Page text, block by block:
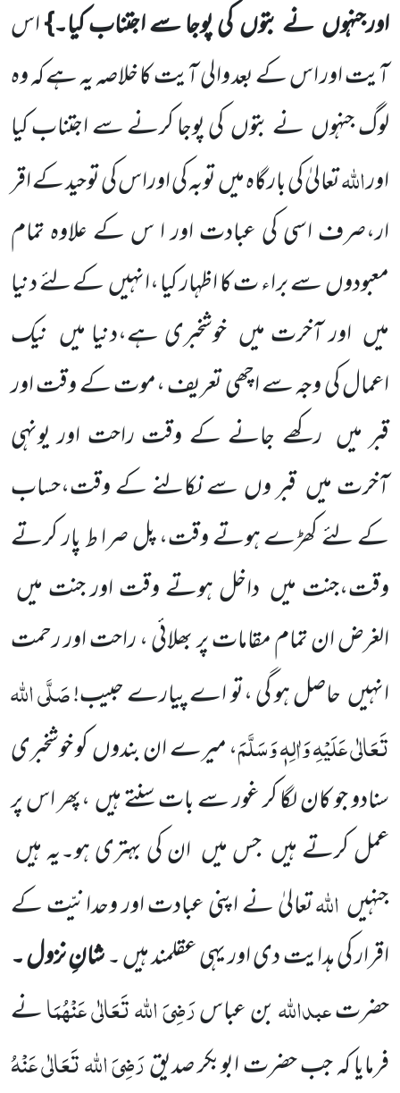
اورجنہوںنے بتوںکی پوجا سے اجتناب کیا۔}اس
آیت اور اس کےبعد والی آیت کا خلاصہ یہ ہے کہوہ
لوگ جنہوںنے بتوںکی پوجا کرنے سے اجتناب کیا
اوراللہتعالیٰ کی بارگاہ میںتوبہ کی اوراس کی توحید کے اقر
ار،صرف اسی کی عبادت اور ا س کے علاوہ تمام
معبودوںسے براء ت کا اظہار کیا ،انہیںکے لئے دنیا
میں اور آخرت میں خوشخبری ہے،دنیا میں نیک
اعمال کی وجہ سے اچھی تعریف ،موت کے وقت اور
قبر میں رکھے جانے کے وقت راحت اور یونہی
آخرت میں قبر وں سے نکالنے کے وقت،حساب
کے لئے کھڑے ہوتے وقت، پل صرا ط پار کرتے
وقت،جنت میں داخل ہوتے وقت اور جنت میں
الغرض ان تمام مقامات پر بھلائی ، راحت اور رحمت
انہیںحاصل ہو گی ،تو اے پیارے حبیب!صَلَّی اللہ
تَعَالٰی عَلَیْہِ وَاٰلِہٖ وَسَلَّمَ، میرے ان بندوںکو خوشخبری
سنادو جو کان لگا کرغور سے بات سنتے ہیں،پھر اس پر
عمل کرتے ہیں جس میں ان کی بہتری ہو۔یہ ہیں
جنہیں اللہتعالیٰ نے اپنی عبادت اوروحدانیّت کے
اقرار کی ہدایت دی اور یہی عقلمند ہیں ۔شانِ نزول ۔
حضرتعبداللہبن عباسرَضِیَ اللہ تَعَالٰی عَنْہُمَانے
فرمایا کہ جب حضرت ابوبکر صدیقرَضِیَ اللہ تَعَالٰی عَنْہُ